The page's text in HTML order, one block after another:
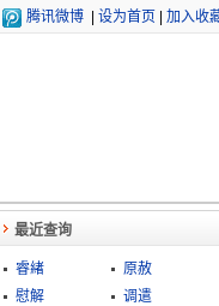
腾讯微博 设为首页 加入收
最近查询
睿緖
原赦
慰解
调遣